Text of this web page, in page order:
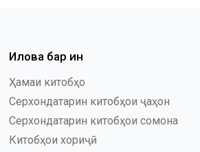
Илова бар ин
Ҳамаи китобҳо
Серхондатарин китобҳои ҷаҳон
Серхондатарин китобҳои сомона
Китобҳои хориҷӣ